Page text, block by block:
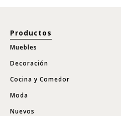
Productos
Muebles
Decoración
Cocina y Comedor
Moda
Nuevos